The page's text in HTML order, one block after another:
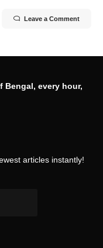
Leave a Comment
Bengal, every hour,
articles instantly!